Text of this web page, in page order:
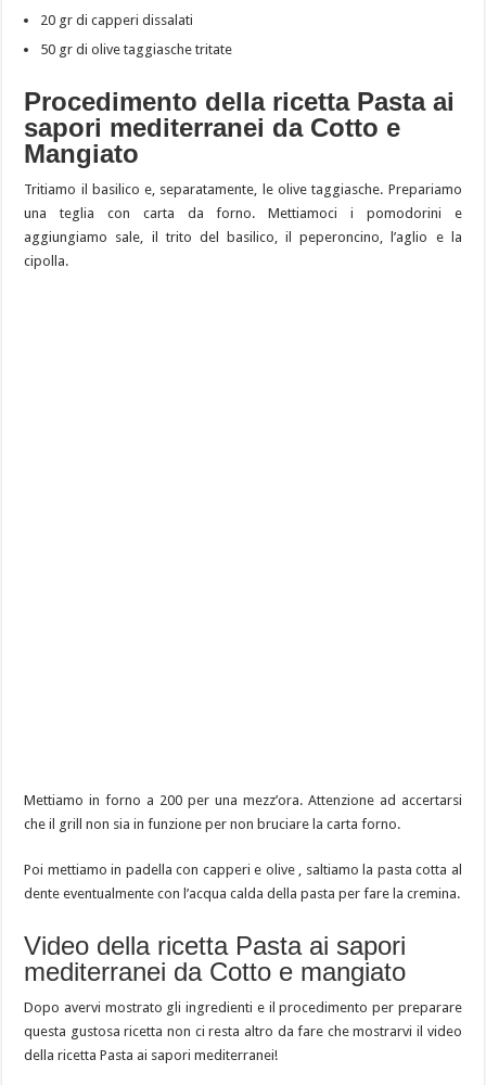
20 gr di capperi dissalati
50 gr di olive taggiasche tritate
Procedimento della ricetta Pasta ai
sapori mediterranei da Cotto e
Mangiato
Tritiamo il basilico e, separatamente, le olive taggiasche. Prepariamo
una teglia con carta da forno. Mettiamoci i pomodorini e
aggiungiamo sale, il trito del basilico, il peperoncino, l’aglio e la
cipolla.
Mettiamo in forno a 200 per una mezz’ora. Attenzione ad accertarsi
che il grill non sia in funzione per non bruciare la carta forno.
Poi mettiamo in padella con capperi e olive , saltiamo la pasta cotta al
dente eventualmente con l’acqua calda della pasta per fare la cremina.
Video della ricetta Pasta ai sapori
mediterranei da Cotto e mangiato
Dopo avervi mostrato gli ingredienti e il procedimento per preparare
questa gustosa ricetta non ci resta altro da fare che mostrarvi il video
della ricetta Pasta ai sapori mediterranei!